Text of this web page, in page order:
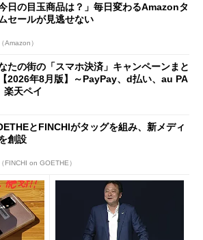
今日の目玉商品は？」毎日変わるAmazonタ
セールが見逃せない
Amazon）
たの街の「スマホ決済」キャンペーンまと
2026年8月版】～PayPay、d払い、au PA
楽天ペイ
とFINCHIがタッグを組み、新メディ
創設
FINCHI on GOETHE）